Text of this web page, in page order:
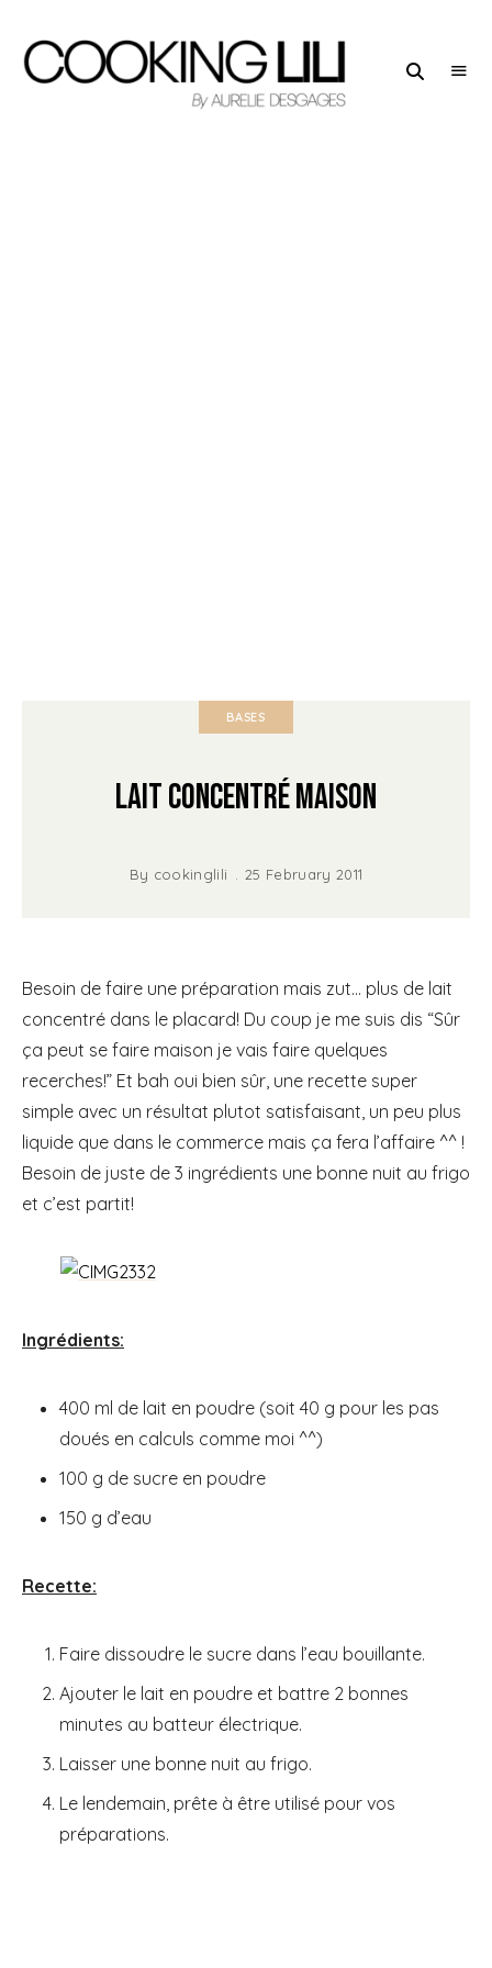
BASES
Lait concentré maison
By cookinglili 25 February 2011
Besoin de faire une préparation mais zut… plus de lait
concentré dans le placard! Du coup je me suis dis “Sûr
ça peut se faire maison je vais faire quelques
recerches!” Et bah oui bien sûr, une recette super
simple avec un résultat plutot satisfaisant, un peu plus
liquide que dans le commerce mais ça fera l’affaire ^^ !
Besoin de juste de 3 ingrédients une bonne nuit au frigo
et c’est partit!
Ingrédients:
400 ml de lait en poudre (soit 40 g pour les pas
doués en calculs comme moi ^^)
100 g de sucre en poudre
150 g d’eau
Recette:
Faire dissoudre le sucre dans l’eau bouillante.
Ajouter le lait en poudre et battre 2 bonnes
minutes au batteur électrique.
Laisser une bonne nuit au frigo.
Le lendemain, prête à être utilisé pour vos
préparations.